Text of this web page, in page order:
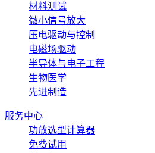
材料测试
微小信号放大
压电驱动与控制
电磁场驱动
半导体与电子工程
生物医学
先进制造
服务中心
功放选型计算器
免费试用